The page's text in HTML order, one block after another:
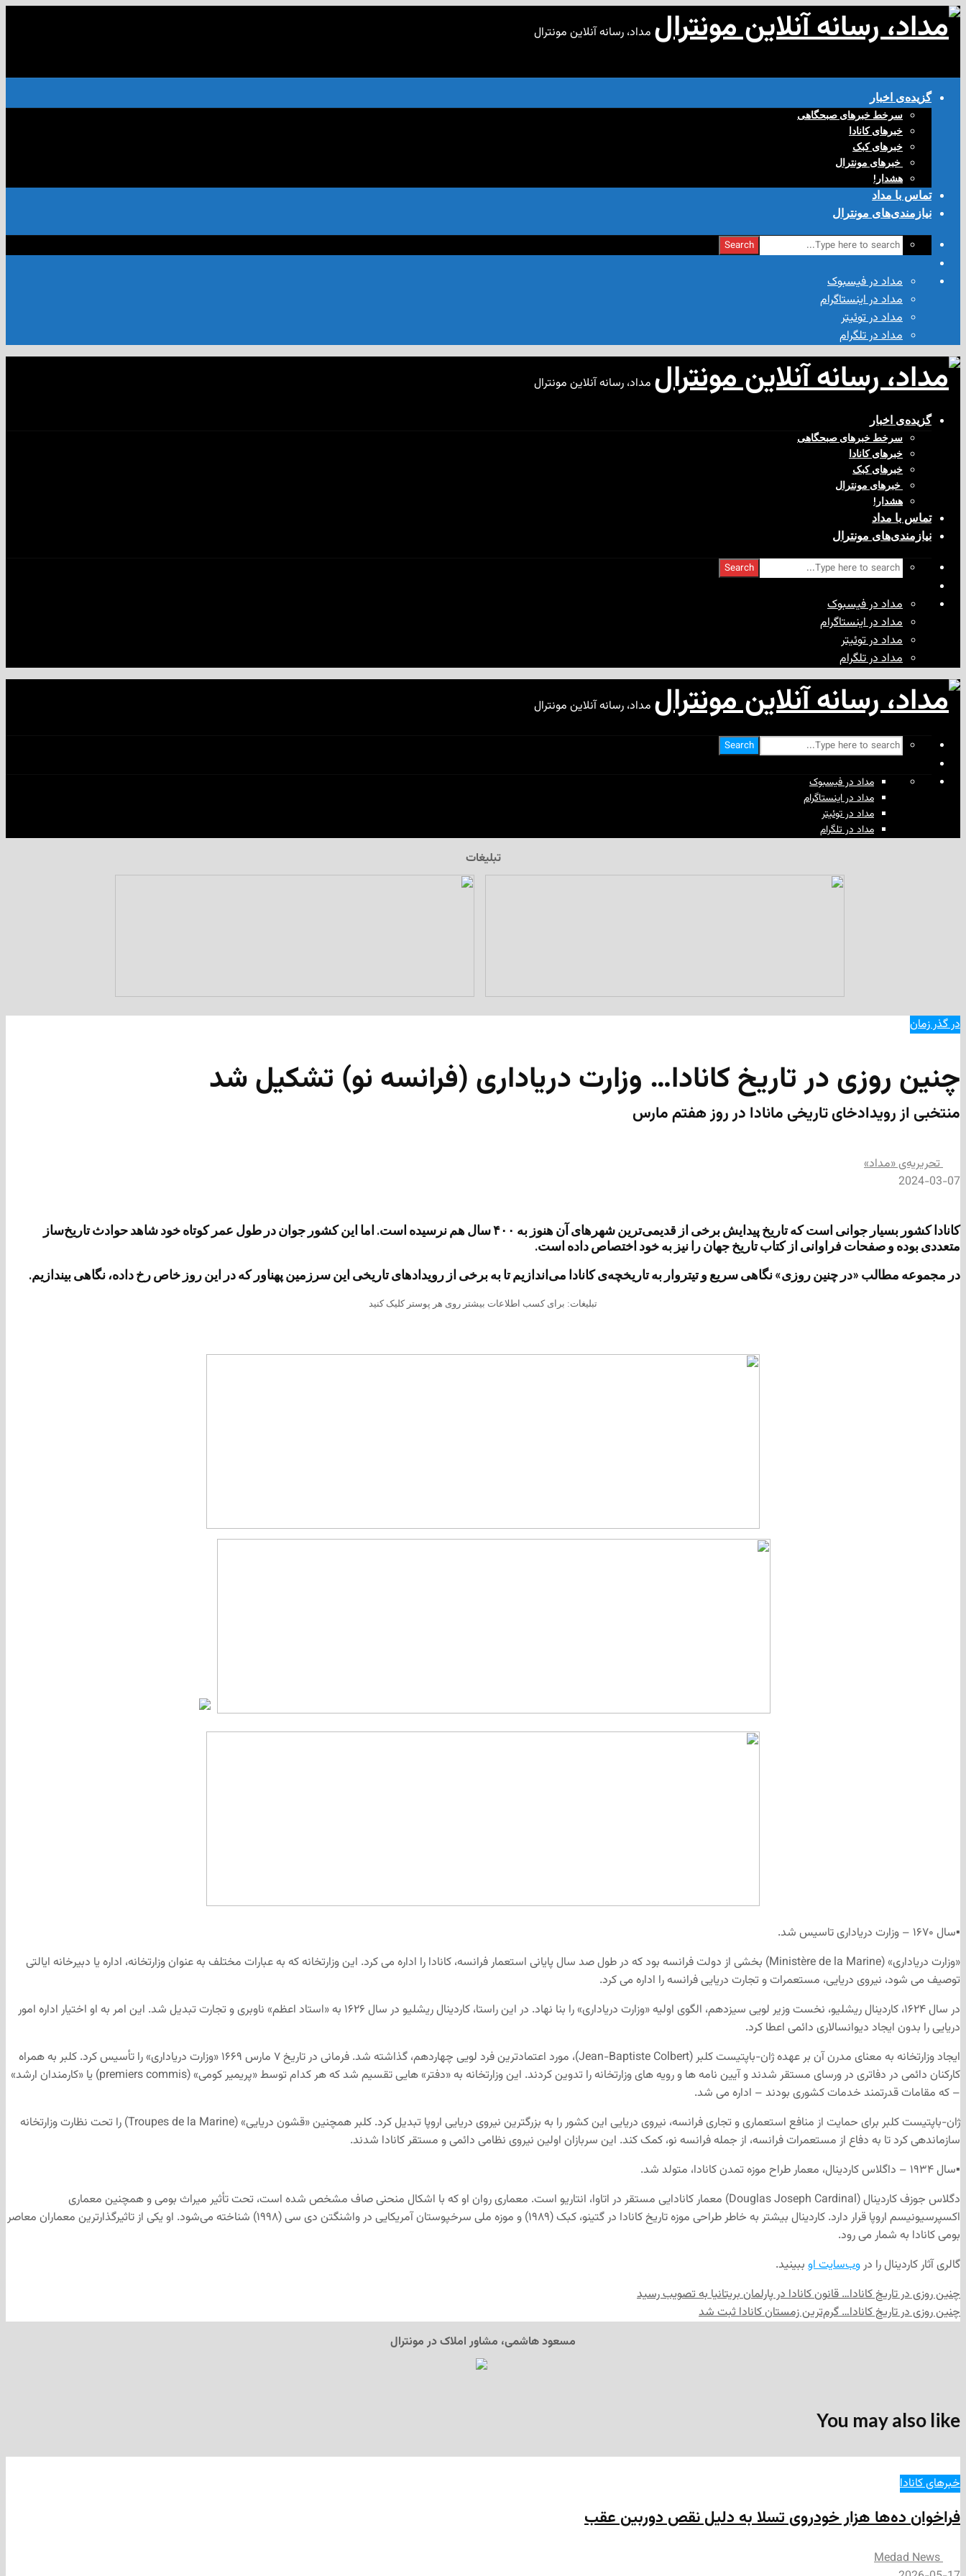
مداد، رسانه آنلاین مونترال
گزیده‌ی‌ اخبار
سرخط خبرهای صبحگاهی
خبرهای کانادا
خبرهای کبک
‌ خبرهای مونترال
هشدار!
تماس با مداد
نیازمندی‌های مونترال
Search
مداد در فیسبوک
مداد در اینستاگرام
مداد در توئیتر
مداد در تلگرام
مداد، رسانه آنلاین مونترال
گزیده‌ی‌ اخبار
سرخط خبرهای صبحگاهی
خبرهای کانادا
خبرهای کبک
‌ خبرهای مونترال
هشدار!
تماس با مداد
نیازمندی‌های مونترال
Search
مداد در فیسبوک
مداد در اینستاگرام
مداد در توئیتر
مداد در تلگرام
مداد، رسانه آنلاین مونترال
Search
مداد در فیسبوک
مداد در اینستاگرام
مداد در توئیتر
مداد در تلگرام
تبلیغات
در گذر زمان
چنین روزی در تاریخ کانادا… وزارت دریاداری (فرانسه نو) تشکیل شد
منتخبی از رویدادخای تاریخی مانادا در روز هفتم مارس
تحریریه‌ی «مداد»
2024-03-07
کانادا کشور بسیار جوانی است که تاریخ پیدایش برخی از قدیمی‌ترین شهرهای آن هنوز به ۴۰۰ سال هم نرسیده است. اما این کشور جوان در طول عمر کوتاه خود شاهد حوادث تاریخ‌ساز
متعددی بوده و صفحات فراوانی از کتاب تاریخ جهان را نیز به خود اختصاص داده است.
در مجموعه مطالب «در چنین روزی» نگاهی سریع و تیتروار به تاریخچه‌ی کانادا می‌اندازیم تا به برخی از رویدادهای تاریخی این سرزمین پهناور که در این روز خاص رخ داده، نگاهی بیندازیم.
تبلیغات: برای کسب اطلاعات بیشتر روی هر پوستر کلیک کنید
▪️سال ۱۶۷۰ – وزارت دریاداری تاسیس شد.
«وزارت دریاداری» (Ministère de la Marine) بخشی از دولت فرانسه بود که در طول صد سال پایانی استعمار فرانسه، کانادا را اداره می کرد. این وزارتخانه که به عبارات مختلف به عنوان وزارتخانه، اداره یا دبیرخانه ایالتی
توصیف می شود، نیروی دریایی، مستعمرات و تجارت دریایی فرانسه را اداره می کرد.
در سال ۱۶۲۴، کاردینال ریشلیو، نخست وزیر لویی سیزدهم، الگوی اولیه «وزارت دریاداری» را بنا نهاد. در این راستا، کاردینال ریشلیو در سال ۱۶۲۶ به «استاد اعظم» ناوبری و تجارت تبدیل شد. این امر به او اختیار اداره امور
دریایی را بدون ایجاد دیوانسالاری دائمی اعطا کرد.
ایجاد وزارتخانه به معنای مدرن آن بر عهده ژان-باپتیست کلبر (Jean-Baptiste Colbert)، مورد اعتمادترین فرد لویی چهاردهم، گذاشته شد. فرمانی در تاریخ ۷ مارس ۱۶۶۹ «وزارت دریاداری» را تأسیس کرد. کلبر به همراه
کارکنان دائمی در دفاتری در ورسای مستقر شدند و آیین نامه ها و رویه های وزارتخانه را تدوین کردند. این وزارتخانه به «دفتر» هایی تقسیم شد که هر کدام توسط «پریمیر کومی» (premiers commis) یا «کارمندان ارشد»
– که مقامات قدرتمند خدمات کشوری بودند – اداره می شد.
ژان-باپتیست کلبر برای حمایت از منافع استعماری و تجاری فرانسه، نیروی دریایی این کشور را به بزرگترین نیروی دریایی اروپا تبدیل کرد. کلبر همچنین «قشون دریایی» (Troupes de la Marine) را تحت نظارت وزارتخانه
سازماندهی کرد تا به دفاع از مستعمرات فرانسه، از جمله فرانسه نو، کمک کند. این سربازان اولین نیروی نظامی دائمی و مستقر کانادا شدند.
▪️سال ۱۹۳۴ – داگلاس کاردینال، معمار طراح موزه تمدن کانادا، متولد شد.
دگلاس جوزف کاردینال (Douglas Joseph Cardinal) معمار کانادایی مستقر در اتاوا، انتاریو است. معماری روان او که با اشکال منحنی صاف مشخص شده است، تحت تأثیر میراث بومی و همچنین معماری
اکسپرسیونیسم اروپا قرار دارد. کاردینال بیشتر به خاطر طراحی موزه تاریخ کانادا در گتینو، کبک (۱۹۸۹) و موزه ملی سرخپوستان آمریکایی در واشنگتن دی سی (۱۹۹۸) شناخته می‌شود. او یکی از تاثیرگذارترین معماران معاصر
بومی کانادا به شمار می رود.
گالری آثار کاردینال را دروب‌سایت او ببینید.
چنین روزی در تاریخ کانادا… قانون کانادا در پارلمان بریتانیا به تصویب رسید
چنین روزی در تاریخ کانادا… گرم‌ترین زمستان کانادا ثبت شد
مسعود هاشمی، مشاور املاک در مونترال
You may also like
خبرهای کانادا
فراخوان ده‌ها هزار خودروی تسلا به دلیل نقص دوربین عقب
Medad News